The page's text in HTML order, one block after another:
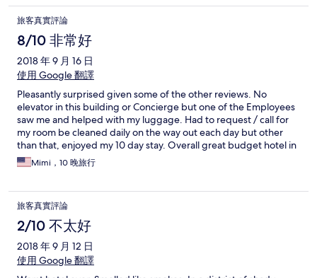
旅客真實評論
8/10 非常好
2018 年 9 月 16 日
使用 Google 翻譯
Pleasantly surprised given some of the other reviews. No
elevator in this building or Concierge but one of the Employees
saw me and helped with my luggage. Had to request / call for
my room be cleaned daily on the way out each day but other
than that, enjoyed my 10 day stay. Overall great budget hotel in
an expensive City.
Mimi，10 晚旅行
旅客真實評論
2/10 不太好
2018 年 9 月 12 日
使用 Google 翻譯